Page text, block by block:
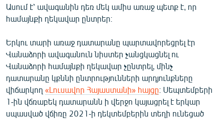
ՁԳՏԵԼՈՎ ԼԱՎԱԳՈՒՅՆԻՆ
ՓՈԴՔԱՍԹ
Հայերեն
English
Русский
ՀԵՏԵՎԵՔ ՄԵԶ
Ասում է՝ ավագանին դեռ մեկ ամիս առաջ պետք է, որ
համայնքի ղեկավար ընտրեր։
Երկու տարի առաջ դատարանը պարտավորեցրել էր
Վանաձորի ավագանուն նիստեր չանցկացնել ու
Վանաձորի համայնքի ղեկավար չընտրել, մինչ
դատարանը կքննի ընտրությունների արդյունքները
վիճարկող «Լուսավոր Հայաստանի» հայցը։ Սեպտեմբերի
1-ին վճռաբեկ դատարանն ի վերջո կայացրել է երկար
սպասված վճիռը 2021-ի դեկտեմբերին տեղի ունեցած